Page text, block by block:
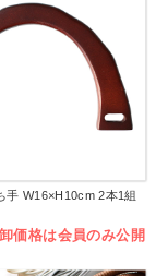
手 W16×H10cm 2本1組
卸価格は会員のみ公開